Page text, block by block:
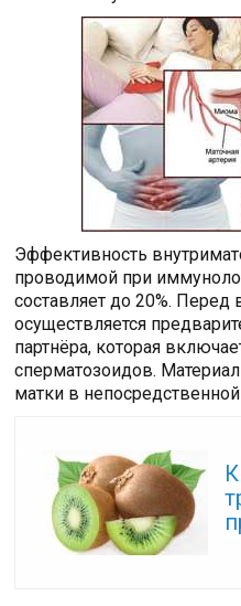
Эффективность
проводимой при
составляет до 20%.
осуществляется
партнёра, которая
сперматозоидов.
матки в